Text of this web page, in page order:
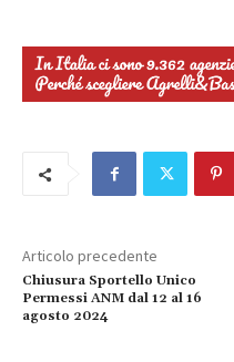
Articolo precedente
Chiusura Sportello Unico
Permessi ANM dal 12 al 16
agosto 2024